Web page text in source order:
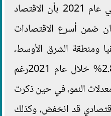
الاقتصادي، والتي صرحت في عام 2021 بأن الاقتصاد
خلال عام 2020 كان ضمن أسرع الاقتصادات
ومنطقة الشرق الأوسط،
حيث يتوقع أن يصل إلى 2.8% خلال عام 2021رغم
النمو، في حين ذكرت
الاقتصادي قد انخفض، وكذلك